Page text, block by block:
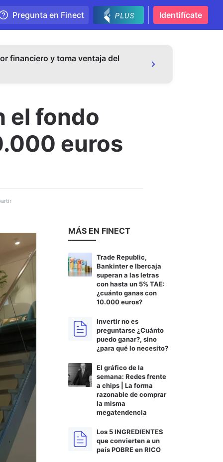
Pregunta en Finect Identifícate
financiero y toma ventaja del
el fondo
euros
MÁS EN FINECT
Trade Republic,
Bankinter e Ibercaja
superan a las letras
con hasta un 5% TAE:
¿cuánto ganas con
10.000 euros?
Invertir no es
preguntarse ¿Cuánto
puedo ganar?, sino
¿para qué lo necesito?
El gráfico de la
semana: Redes frente
a chips | La forma
razonable de comprar
la misma
megatendencia
Los 5 INGREDIENTES
que convierten a un
país POBRE en RICO